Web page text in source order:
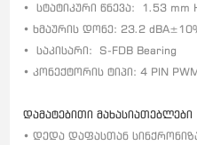
•სტატიკური წნევა: 1.53 mm
• ხმაურის დონე: 23.2
•საკისარი:
S-FDB Bearing
• კონექტორის ტიპი: 4 PIN
დამატებითი მახასიათებლები
• დედა დაფასთან